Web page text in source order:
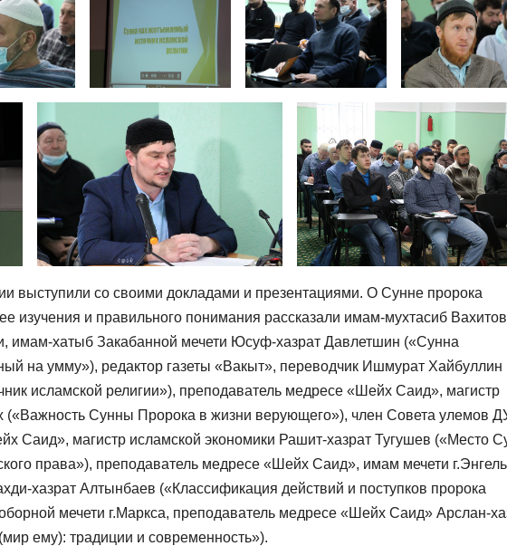
выступили со своими докладами и презентациями. О Сунне пророка
изучения и правильного понимания рассказали имам-мухтасиб
имам-хатыб Закабанной мечети Юсуф-хазрат Давлетшин («Сунна
на умму»), редактор газеты «Вакыт», переводчик Ишмурат Хайбуллин
исламской религии»), преподаватель медресе «Шейх Саид», магистр
(«Важность Сунны Пророка в жизни верующего»), член Совета улемов
Саид», магистр исламской экономики Рашит-хазрат Тугушев («Место
права»), преподаватель медресе «Шейх Саид», имам мечети
хазрат Алтынбаев («Классификация действий и поступков пророка
мечети г.Маркса, преподаватель медресе «Шейх Саид» Арслан-
ему): традиции и современность»).